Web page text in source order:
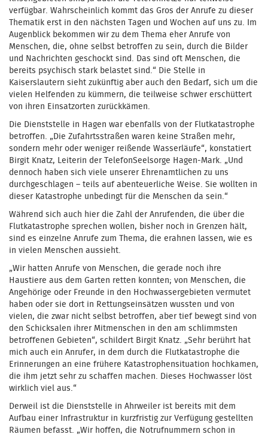
verfügbar. Wahrscheinlich kommt das Gros der Anrufe zu dieser
Thematik erst in den nächsten Tagen und Wochen auf uns zu. Im
Augenblick bekommen wir zu dem Thema eher Anrufe von
Menschen, die, ohne selbst betroffen zu sein, durch die Bilder
und Nachrichten geschockt sind. Das sind oft Menschen, die
bereits psychisch stark belastet sind.“ Die Stelle in
Kaiserslautern sieht zukünftig aber auch den Bedarf, sich um die
vielen Helfenden zu kümmern, die teilweise schwer erschüttert
von ihren Einsatzorten zurückkämen.
Die Dienststelle in Hagen war ebenfalls von der Flutkatastrophe
betroffen. „Die Zufahrtsstraßen waren keine Straßen mehr,
sondern mehr oder weniger reißende Wasserläufe“, konstatiert
Birgit Knatz, Leiterin der TelefonSeelsorge Hagen-Mark. „Und
dennoch haben sich viele unserer Ehrenamtlichen zu uns
durchgeschlagen – teils auf abenteuerliche Weise. Sie wollten in
dieser Katastrophe unbedingt für die Menschen da sein.“
Während sich auch hier die Zahl der Anrufenden, die über die
Flutkatastrophe sprechen wollen, bisher noch in Grenzen hält,
sind es einzelne Anrufe zum Thema, die erahnen lassen, wie es
in vielen Menschen aussieht.
„Wir hatten Anrufe von Menschen, die gerade noch ihre
Haustiere aus dem Garten retten konnten; von Menschen, die
Angehörige oder Freunde in den Hochwassergebieten vermutet
haben oder sie dort in Rettungseinsätzen wussten und von
vielen, die zwar nicht selbst betroffen, aber tief bewegt sind von
den Schicksalen ihrer Mitmenschen in den am schlimmsten
betroffenen Gebieten“, schildert Birgit Knatz. „Sehr berührt hat
mich auch ein Anrufer, in dem durch die Flutkatastrophe die
Erinnerungen an eine frühere Katastrophensituation hochkamen,
die ihm jetzt sehr zu schaffen machen. Dieses Hochwasser löst
wirklich viel aus.“
Derweil ist die Dienststelle in Ahrweiler ist bereits mit dem
Aufbau einer Infrastruktur in kurzfristig zur Verfügung gestellten
Räumen befasst. „Wir hoffen, die Notrufnummern schon in